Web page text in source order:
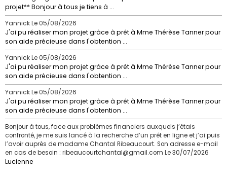
projet** Bonjour à tous je tiens à ...
YannickLe 05/08/2026
J'ai pu réaliser mon projet grâce à prêt à Mme Thérèse Tanner pour
son aide précieuse dans l'obtention ...
YannickLe 05/08/2026
J'ai pu réaliser mon projet grâce à prêt à Mme Thérèse Tanner pour
son aide précieuse dans l'obtention ...
YannickLe 05/08/2026
J'ai pu réaliser mon projet grâce à prêt à Mme Thérèse Tanner pour
son aide précieuse dans l'obtention ...
Bonjour à tous, face aux problèmes financiers auxquels j’étais
confronté, je me suis lancé à la recherche d’un prêt en ligne et j’ai puis
l’avoir auprès de madame Chantal Ribeaucourt. Son adresse e-mail
en cas de besoin : ribeaucourtchantal@gmail.com Le 30/07/2026
Lucienne